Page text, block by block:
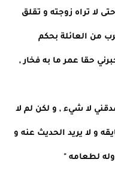
لا تراه زوجته و تقلق
من العائلة بحكم
حقا عمر ما به فخار ,
لا شيء , و لكن لم لا
و لا يريد الحديث عنه و
لطعامه "